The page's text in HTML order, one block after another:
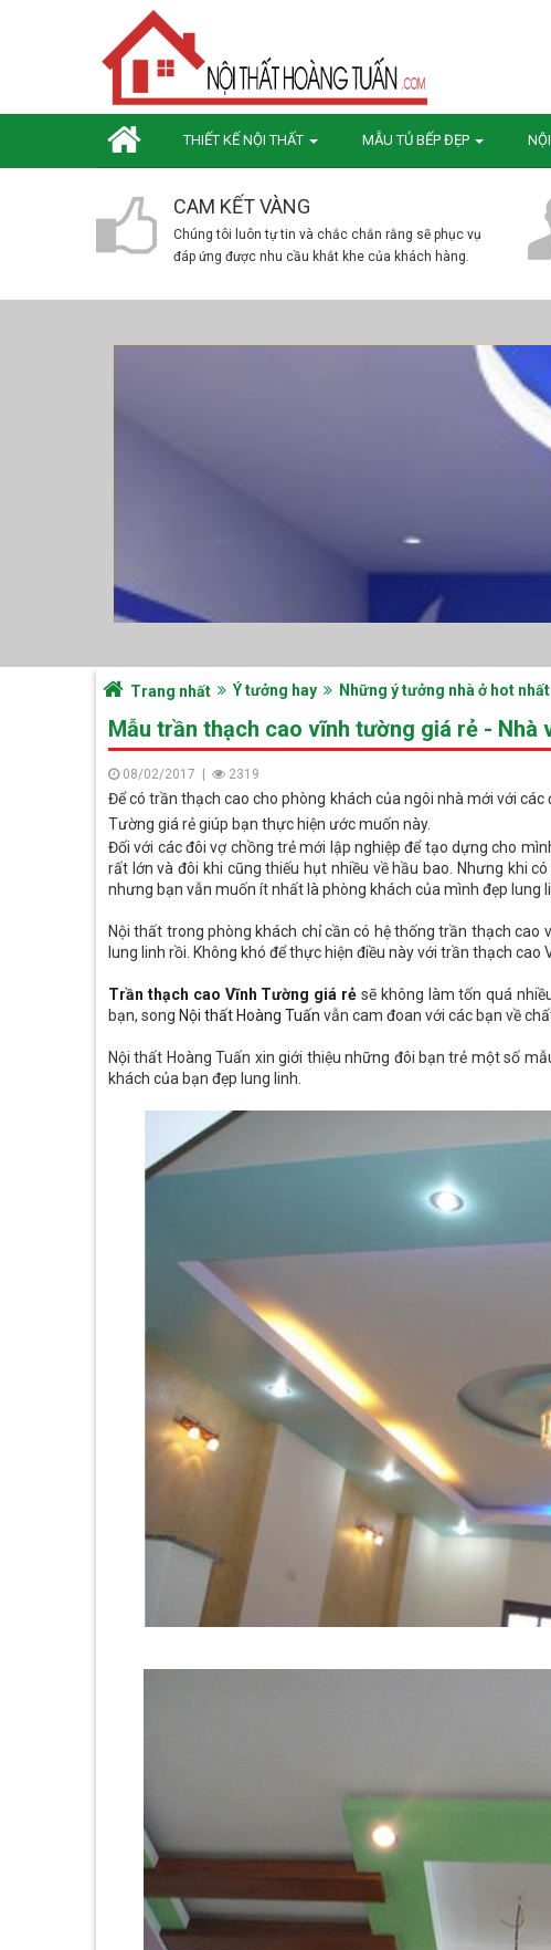
THIẾT KẾ NỘI THẤT MẪU TỦ BẾP ĐẸP
CAM KẾT VÀNG
Chúng tôi luôn tự tin và chắc chắn rằng sẽ phục vụ
đáp ứng được nhu cầu khắt khe của khách hàng.
Trang nhất Ý tưởng hay Những ý tưởng nhà ở hot nhất
Mẫu trần thạch cao vĩnh tường giá rẻ - Nhà
08/02/2017 2319
Để có trần thạch cao cho phòng khách của ngôi nhà mới với
Tường giá rẻ giúp bạn thực hiện ước muốn này.
Đối với các đôi vợ chồng trẻ mới lập nghiệp để tạo dựng cho
rất lớn và đôi khi cũng thiếu hụt nhiều về hầu bao. Nhưng khi
nhưng bạn vẫn muốn ít nhất là phòng khách của mình đẹp lung
Nội thất trong phòng khách chỉ cần có hệ thống trần thạch
lung linh rồi. Không khó để thực hiện điều này với trần thạch cao
Trần thạch cao Vĩnh Tường giá rẻ sẽ không làm tốn quá
bạn, song Nội thất Hoàng Tuấn vẫn cam đoan với các bạn về
Nội thất Hoàng Tuấn xin giới thiệu những đôi bạn trẻ một số
khách của bạn đẹp lung linh.